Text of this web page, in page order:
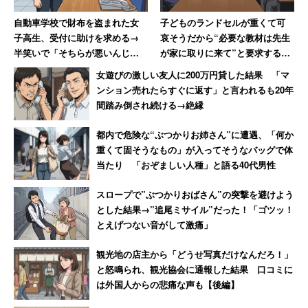
自動車学校で財布を盗まれた女
子高生、受付に助けを求める→
半笑いで「そちらが悪いんじゃ
ないですか？」 ある女性の悔し
かった記憶
子どものランドセルが重くて可
哀そうだから“必要な教材は先生
が家に取りに来て”と要求する保
護者 担任が断ると校長室まで
乗り込む事態に
女遊びの激しい友人に200万円貸した結果 「マ
ンション売れたらすぐに返す」と言われるも20年
間踏み倒され続ける→絶縁
都内で危険な“ぶつかりお姉さん”に遭遇、「何か
重くて固そうなもの」が入ってそうなバッグで体
当たり 「おぞましい人種」と語る40代男性
スロープで”ぶつかりおばさん”の突撃を避けよう
とした結果→”追尾ミサイル”だった！「ゴツッ！
とえげつない音がして激痛」
観光地の店主から「どうせ写真だけなんだろ！」
と怒鳴られ、観光協会に通報した結果 口コミに
は外国人からの悲痛な声も【後編】